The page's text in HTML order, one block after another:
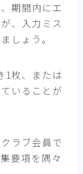
期間内にエ
、入力ミス
しょう。
1枚、または
いることが
ラブ会員で
要項を隅々